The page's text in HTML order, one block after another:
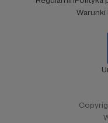
Warunki